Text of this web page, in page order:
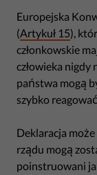
Europejska
(Artykuł 15),
członkowskie
człowieka nigdy
państwa mogą
szybko
Deklaracja
rządu mogą
poinstruowani